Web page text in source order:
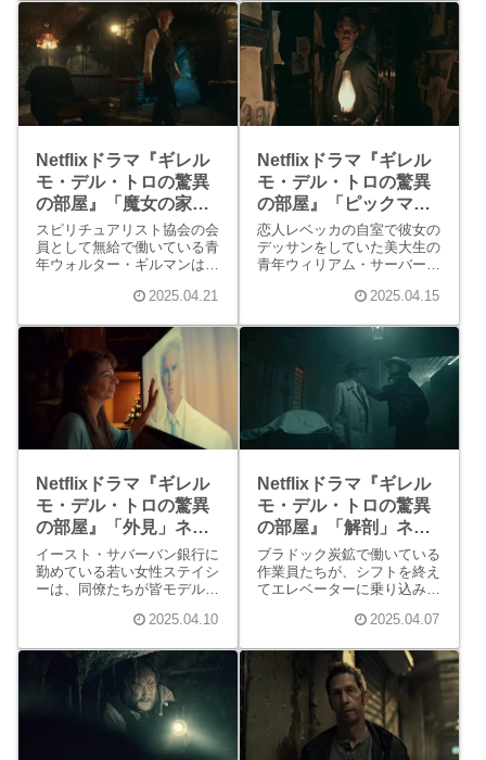
人は、意外にも大きなお屋敷
を用意してもらえます。する
とその夜から、ナンシーだけ
が霊現象を感じ取るようにな
りました。
中年女性、超常現象を研究す
る若い男、かつての大ヒット
音楽家である中年男性、無名
の小説家である高齢男性の4
名です。
Netflixドラマ『ギレル
モ・デル・トロの驚異
の部屋』「魔女の家で
の夢」ネタバレ感想
スピリチュアリスト協会の会
員として無給で働いている青
年ウォルター・ギルマンは、
喪っていました。ウォルター
られたエパリーのことを忘れ
られずにいます。そのため異
次元についての情報を得よう
と、貧乏に耐え今の生活を続
けていました。
2025.04.21
Netflixドラマ『ギレル
モ・デル・トロの驚異
の部屋』「ピックマン
のモデル」ネタバレ感
想
恋人レベッカの自室で彼女の
デッサンをしていた美大生の
青年ウィリアム・サーバー
大学へと向かいます。そこに
に見える男リチャード・アプ
ックマンはデッサンの講義
で、そこにないものをキャン
バスに描きます。
2025.04.15
Netflixドラマ『ギレル
モ・デル・トロの驚異
の部屋』「外見」ネタ
バレ感想
イースト・サバーバン銀行に
勤めている若い女性ステイシ
ーは、同僚たちが皆モデルの
る“一軍女子”であることを気
身は化粧っ気がなく、地味な
女性なのです。性格もまるで
異なるため、彼女たちの会話
に入っていくことなどできま
2025.04.10
Netflixドラマ『ギレル
モ・デル・トロの驚異
の部屋』「解剖」ネタ
バレ感想
ブラドック炭鉱で働いている
作業員たちが、シフトを終え
てエレベーターに乗り込みま
ーの上に作業員ジョーが飛び
ーは地下へと戻り、ジョー
は“何か”を抱えて飛び降りま
した。ジョーは“何か”を置い
て炭鉱の奥に入っていき、直
後に爆発が起こります。
2025.04.07